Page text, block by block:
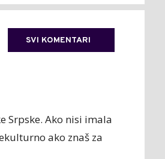
SVI KOMENTARI
Srpske. Ako nisi imala
ako znaš za